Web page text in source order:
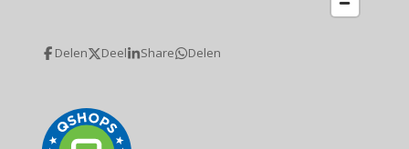
Delen Deel Share Delen